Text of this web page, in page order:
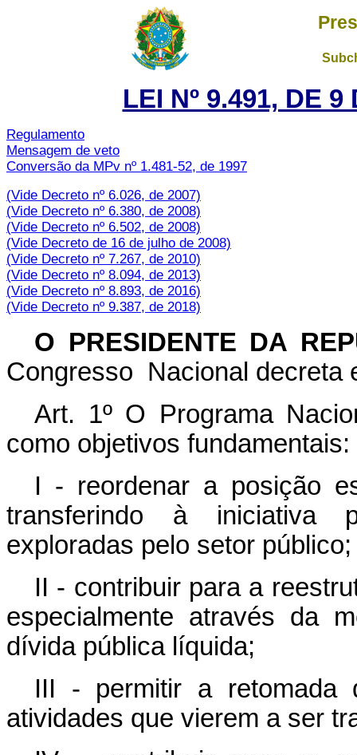
LEI Nº 9.491, DE
Regulamento
Mensagem de veto
Conversão da MPv nº 1.481-52, de 1997
(Vide Decreto nº 6.026, de 2007)
(Vide Decreto nº 6.380, de 2008)
(Vide Decreto nº 6.502, de 2008)
(Vide Decreto de 16 de julho de 2008)
(Vide Decreto nº 7.267, de 2010)
(Vide Decreto nº 8.094, de 2013)
(Vide Decreto nº 8.893, de 2016)
(Vide Decreto nº 9.387, de 2018)
O PRESIDENTE DA
Congresso Nacional
Art. 1º O Programa
como objetivos fundamentais:
I - reordenar a posição
transferindo à iniciativa
exploradas pelo setor público;
II - contribuir para a
especialmente através da
dívida pública líquida;
III - permitir a retomada
atividades que vierem a ser